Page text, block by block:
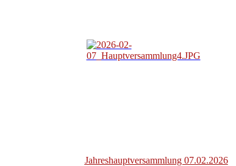
Jahreshauptversammlung 07.02.2026